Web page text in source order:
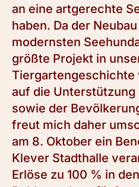
an eine artgerechte
haben. Da der
modernsten
größte Projekt in
Tiergartengeschichte
auf die
sowie der
freut mich daher
am 8. Oktober ein
Klever Stadthalle
Erlöse zu 100 % in